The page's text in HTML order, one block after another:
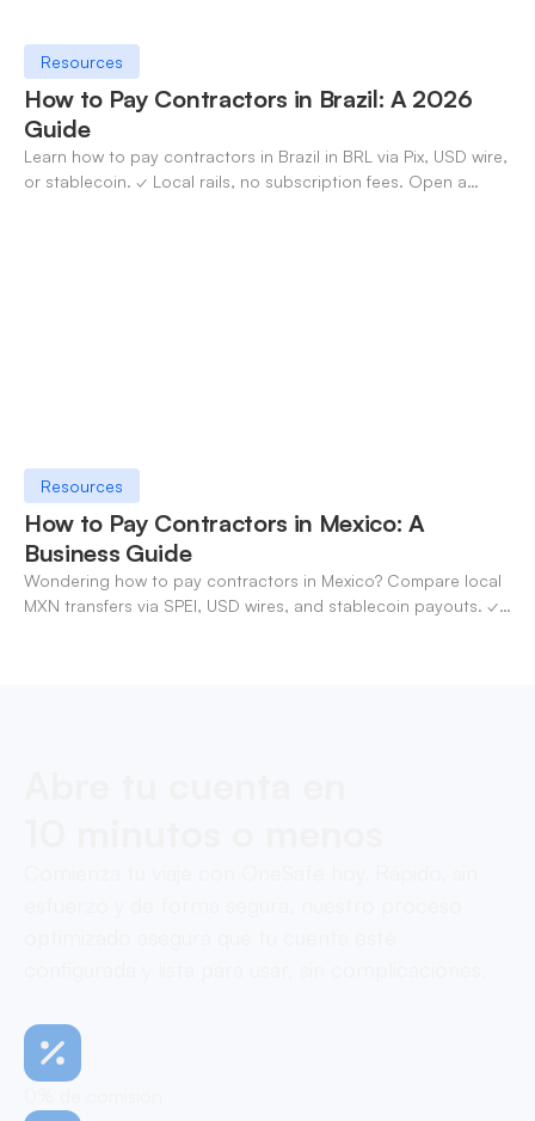
Resources
How to Pay Contractors in Brazil: A 2026
Guide
Learn how to pay contractors in Brazil in BRL via Pix, USD wire,
or stablecoin. ✓ Local rails, no subscription fees. Open a
Resources
How to Pay Contractors in Mexico: A
Business Guide
Wondering how to pay contractors in Mexico? Compare local
MXN transfers via SPEI, USD wires, and stablecoin payouts. ✓